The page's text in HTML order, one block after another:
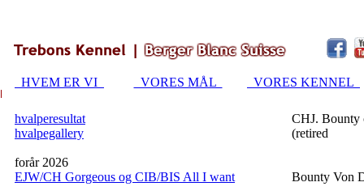
HVEM ER VI VORES MÅL VORES KENNEL
hvalperesultat
hvalpegallery
forår 2026
EJW/CH Gorgeous og CIB/BIS All I want
CHJ. Bounty
(retired
Bounty Von